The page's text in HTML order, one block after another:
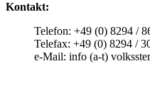
Kontakt:
Telefon: +49 (0) 8294 /
Telefax: +49 (0) 8294 /
e-Mail: info (a-t)